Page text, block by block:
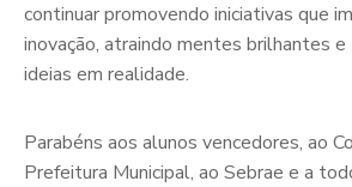
continuar promovendo iniciativas que
inovação, atraindo mentes brilhantes
ideias em realidade.
Parabéns aos alunos vencedores, ao
Prefeitura Municipal, ao Sebrae e a